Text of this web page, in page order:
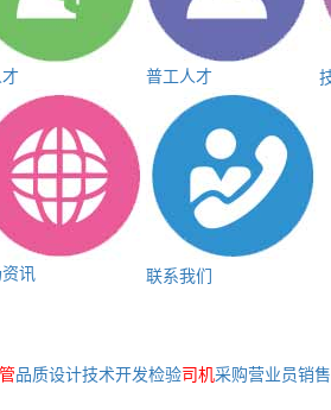
普工人才
讯 联系我们
品质设计技术开发检验司机采购营业员销售